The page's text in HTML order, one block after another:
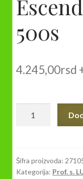
500s
4.245,00rsd
500s
količina
Šifra proizvoda:
Kategorija: Prof. s.